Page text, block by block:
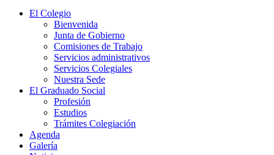
El Colegio
Bienvenida
Junta de Gobierno
Comisiones de Trabajo
Servicios administrativos
Servicios Colegiales
Nuestra Sede
El Graduado Social
Profesión
Estudios
Trámites Colegiación
Agenda
Galería